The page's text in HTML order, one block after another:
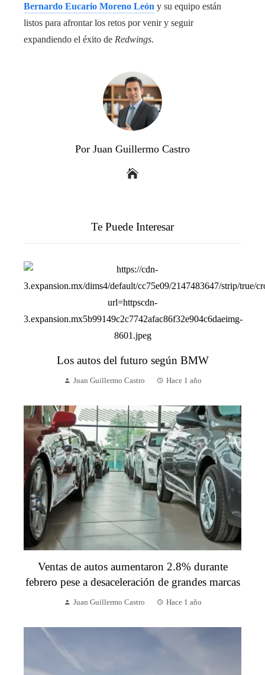
Bernardo Eucario Moreno León y su equipo están
listos para afrontar los retos por venir y seguir
expandiendo el éxito de Redwings.
Por Juan Guillermo Castro
Te Puede Interesar
Los autos del futuro según BMW
Juan Guillermo Castro Hace 1 año
Ventas de autos aumentaron 2.8% durante
febrero pese a desaceleración de grandes marcas
Juan Guillermo Castro Hace 1 año